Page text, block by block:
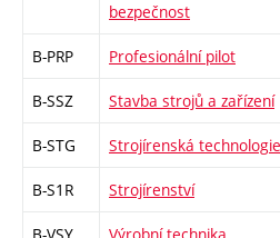
bezpečnost
B-PRP Profesionální pilot
B-SSZ Stavba strojů a zařízení
B-STG Strojírenská technologie
B-S1R Strojírenství